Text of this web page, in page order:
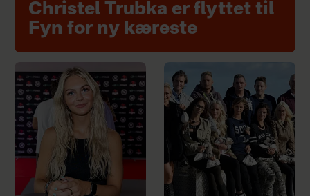
Christel Trubka er flyttet til
Fyn for ny kæreste